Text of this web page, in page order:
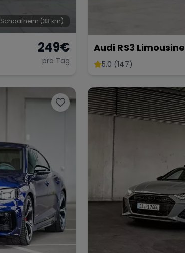
Schaafheim (33 km)
249€
pro Tag
Audi RS3 Limousine
5.0 (147)